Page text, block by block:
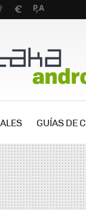
GUÍAS DE